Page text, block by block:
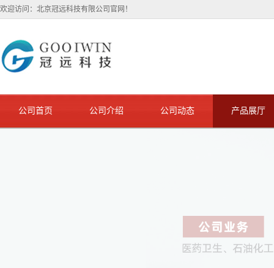
欢迎访问：北京冠远科技有限公司官网！
公司首页 公司介绍 公司动态 产品展厅